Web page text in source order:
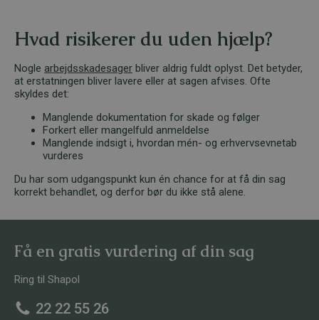
Hvad risikerer du uden hjælp?
Nogle arbejdsskadesager bliver aldrig fuldt oplyst. Det betyder,
at erstatningen bliver lavere eller at sagen afvises. Ofte
skyldes det:
Manglende dokumentation for skade og følger
Forkert eller mangelfuld anmeldelse
Manglende indsigt i, hvordan mén- og erhvervsevnetab
vurderes
Du har som udgangspunkt kun én chance for at få din sag
korrekt behandlet, og derfor bør du ikke stå alene.
Få en gratis vurdering af din sag
Ring til Shapol
22 22 55 26